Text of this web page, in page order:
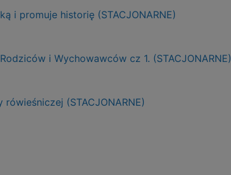
i promuje historię (STACJONARNE)
i Wychowawców cz 1. (STACJONARNE)
(STACJONARNE)